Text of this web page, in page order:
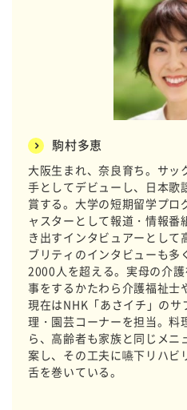
駒村多恵
大阪生まれ、奈良育ち。サッ
手としてデビューし、日本歌
賞する。大学の短期留学プロ
ャスターとして報道・情報番
き出すインタビュアーとして
ブリティのインタビューも多
2000人を超える。実母の介
事をするかたわら介護福祉士
現在はNHK「あさイチ」の
理・園芸コーナーを担当。料
ら、高齢者も家族と同じメニ
案し、その工夫に嚥下リハビ
舌を巻いている。